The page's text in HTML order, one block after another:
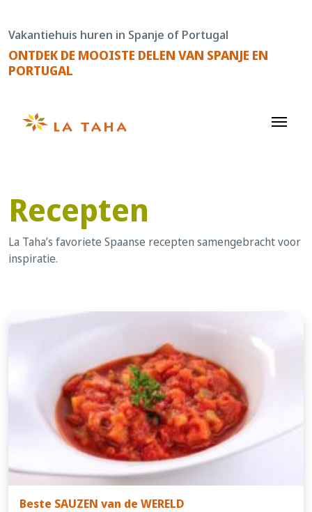
de
content
Vakantiehuis huren in Spanje of Portugal
ONTDEK DE MOOISTE DELEN VAN SPANJE EN
PORTUGAL
Recepten
La Taha’s favoriete Spaanse recepten samengebracht voor
inspiratie.
Beste SAUZEN van de WERELD